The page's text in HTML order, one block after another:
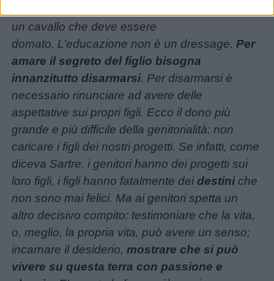
Link
un cavallo che deve essere
domato. L’educazione non è un dressage.Per
amare il segreto del figlio bisogna
innanzitutto disarmarsi. Per disarmarsi è
necessario rinunciare ad avere delle
aspettative sui propri figli. Ecco il dono più
grande e più difficile della genitorialità: non
caricare i figli dei nostri progetti. Se infatti, come
diceva Sartre, i genitori hanno dei progetti sui
loro figli, i figli hanno fatalmente deidestiniche
non sono mai felici. Ma ai genitori spetta un
altro decisivo compito: testimoniare che la vita,
o, meglio, la propria vita, può avere un senso;
incarnare il desiderio,mostrare che si può
vivere su questa terra con passione e